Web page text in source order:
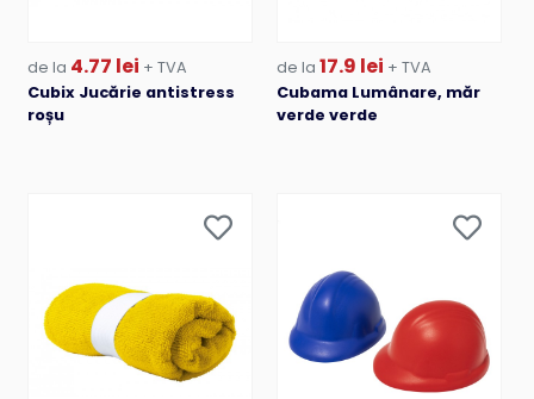
de la 4.77 lei + TVA
Cubix Jucărie antistress
roșu
de la 17.9 lei + TVA
Cubama Lumânare, măr
verde verde